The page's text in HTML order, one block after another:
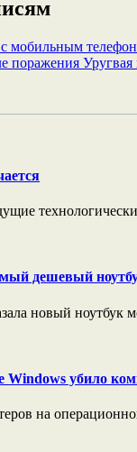
мобильным
поражения
дешевый
новый ноутбук
Windows убило
на